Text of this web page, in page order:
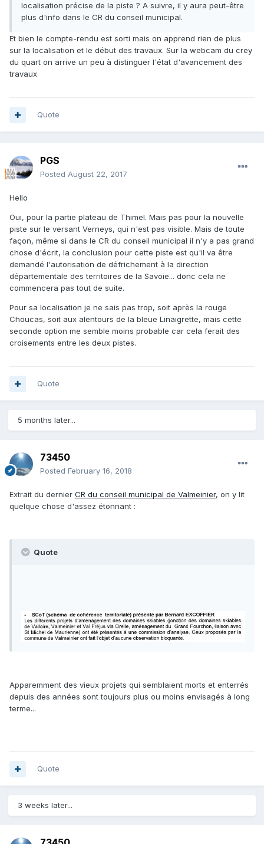
localisation précise de la piste ? A suivre, il y aura peut-être
plus d'info dans le CR du conseil municipal.
Et bien le compte-rendu est sorti mais on apprend rien de plus
sur la localisation et le début des travaux. Sur la webcam du crey
du quart on arrive un peu à distinguer l'état d'avancement des
travaux
Quote
PGS
Posted August 22, 2017
Hello
Oui, pour la partie plateau de Thimel. Mais pas pour la nouvelle
piste sur le versant Verneys, qui n'est pas visible. Mais de toute
façon, même si dans le CR du conseil municipal il n'y a pas grand
chose d'écrit, la conclusion pour cette piste est qu'il va être
demandé l'autorisation de défrichement à la direction
départementale des territoires de la Savoie... donc cela ne
commencera pas tout de suite.
Pour sa localisation je ne sais pas trop, soit après la rouge
Choucas, soit aux alentours de la bleue Linaigrette, mais cette
seconde option me semble moins probable car cela ferait des
croisements entre les deux pistes.
Quote
5 months later...
73450
Posted February 16, 2018
Extrait du dernier CR du conseil municipal de Valmeinier, on y lit
quelque chose d'assez étonnant :
Quote
Apparemment des vieux projets qui semblaient morts et enterrés
depuis des années sont toujours plus ou moins envisagés à long
terme...
Quote
3 weeks later...